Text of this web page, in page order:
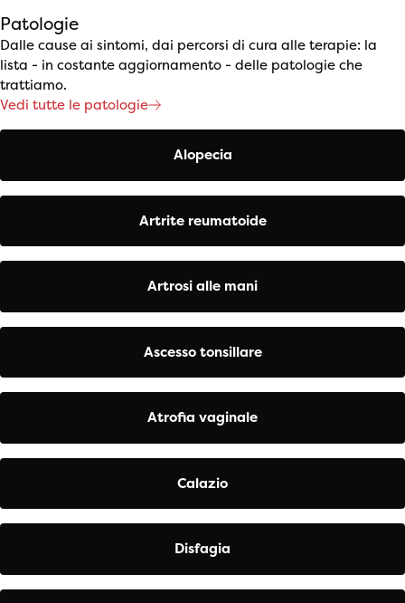
Patologie
Dalle cause ai sintomi, dai percorsi di cura alle terapie: la
lista - in costante aggiornamento - delle patologie che
trattiamo.
Vedi tutte le patologie
Alopecia
Artrite reumatoide
Artrosi alle mani
Ascesso tonsillare
Atrofia vaginale
Calazio
Disfagia